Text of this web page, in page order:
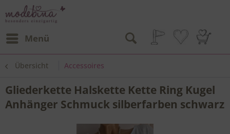
Menü
Übersicht Accessoires
Gliederkette Halskette Kette Ring Kugel
Anhänger Schmuck silberfarben schwarz